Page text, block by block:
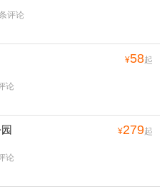
评论
¥58起
论
¥279起
论